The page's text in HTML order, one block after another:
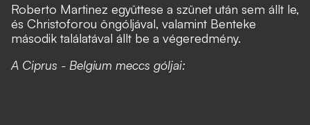
Roberto Martinez együttese a szünet után sem állt le,
és Christoforou öngóljával, valamint Benteke
második találatával állt be a végeredmény.
A Ciprus - Belgium meccs góljai: